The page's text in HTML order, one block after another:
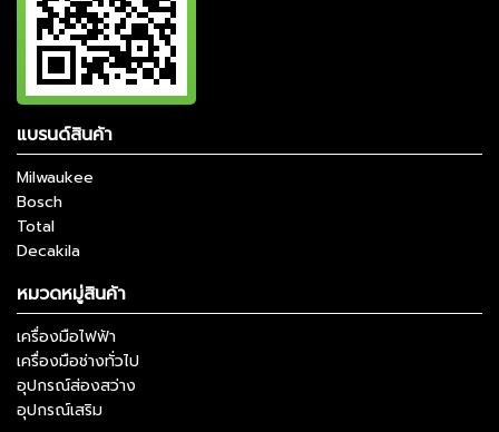
แบรนด์สินค้า
Milwaukee
Bosch
Total
Decakila
หมวดหมู่สินค้า
เครื่องมือไฟฟ้า
เครื่องมือช่างทั่วไป
อุปกรณ์ส่องสว่าง
อุปกรณ์เสริม